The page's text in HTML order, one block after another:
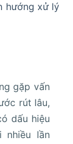
hướng xử lý
gặp vấn
rút lâu,
dấu hiệu
nhiều lần